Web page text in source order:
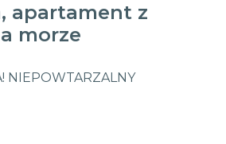
apartament z
morze
NIEPOWTARZALNY